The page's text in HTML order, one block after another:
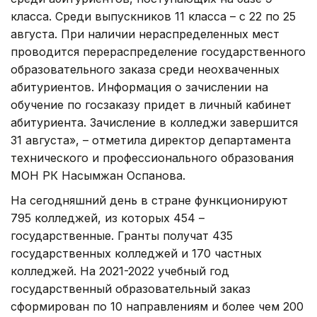
класса. Среди выпускников 11 класса – с 22 по 25
августа. При наличии нераспределенных мест
проводится перераспределение государственного
образовательного заказа среди неохваченных
абитуриентов. Информация о зачислении на
обучение по госзаказу придет в личный кабинет
абитуриента. Зачисление в колледжи завершится
31 августа», – отметила директор департамента
технического и профессионального образования
МОН РК Насымжан Оспанова.
На сегодняшний день в стране функционируют
795 колледжей, из которых 454 –
государственные. Гранты получат 435
государственных колледжей и 170 частных
колледжей. На 2021-2022 учебный год
государственный образовательный заказ
сформирован по 10 направлениям и более чем 200